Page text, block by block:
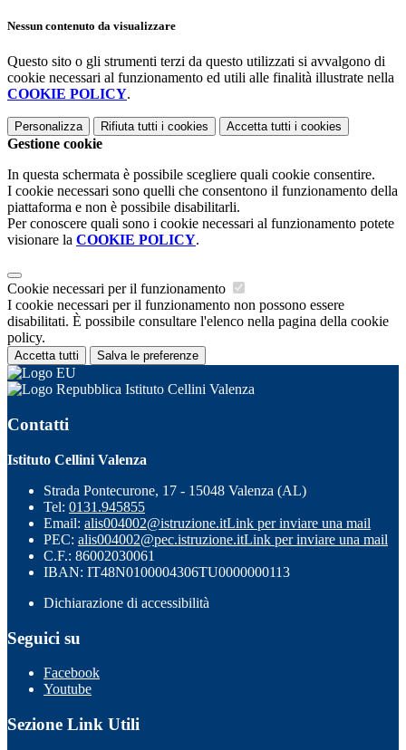
Nessun contenuto da visualizzare
Questo sito o gli strumenti terzi da questo utilizzati si avvalgono di
cookie necessari al funzionamento ed utili alle finalità illustrate nella
COOKIE POLICY.
Personalizza Rifiuta tutti i cookies Accetta tutti i cookies
Gestione cookie
In questa schermata è possibile scegliere quali cookie consentire.
I cookie necessari sono quelli che consentono il funzionamento della
piattaforma e non è possibile disabilitarli.
Per conoscere quali sono i cookie necessari al funzionamento potete
visionare la COOKIE POLICY.
Cookie necessari per il funzionamento
I cookie necessari per il funzionamento non possono essere
disabilitati. È possibile consultare l'elenco nella pagina della cookie
policy.
Accetta tutti Salva le preferenze
Istituto Cellini Valenza
Contatti
Istituto Cellini Valenza
Strada Pontecurone, 17 - 15048 Valenza (AL)
Tel: 0131.945855
Email: alis004002@istruzione.itLink per inviare una mail
PEC: alis004002@pec.istruzione.itLink per inviare una mail
C.F.: 86002030061
IBAN: IT48N0100004306TU0000000113
Dichiarazione di accessibilità
Seguici su
Facebook
Youtube
Sezione Link Utili